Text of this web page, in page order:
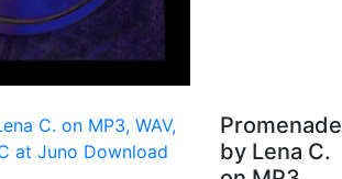
Promenade
by Lena C.